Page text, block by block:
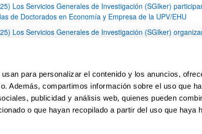
para personalizar el contenido y los anuncios,
Además, compartimos información sobre el uso que
publicidad y análisis web, quienes pueden
o que hayan recopilado a partir del uso que haya
Los Servicios Generales de Investigación (SGIker)
de Doctorados en Economía y Empresa de la UPV/EHU
Los Servicios Generales de Investigación (SGIker)
química de dos variedades de lúpulo silvestre
Página
1 Página
2 Página
3 ...
Páginas intermedias Use TAB
Página
79